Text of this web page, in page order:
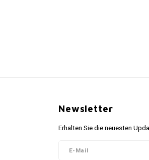
Newsletter
Erhalten Sie die neuesten